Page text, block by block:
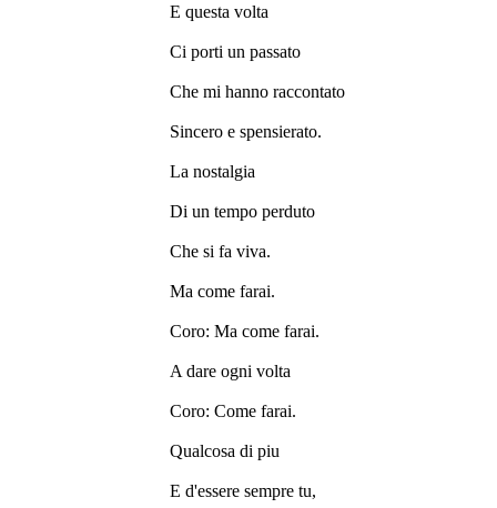
E questa volta
Ci porti un passato
Che mi hanno raccontato
Sincero e spensierato.
La nostalgia
Di un tempo perduto
Che si fa viva.
Ma come farai.
Coro: Ma come farai.
A dare ogni volta
Coro: Come farai.
Qualcosa di piu
E d'essere sempre tu,